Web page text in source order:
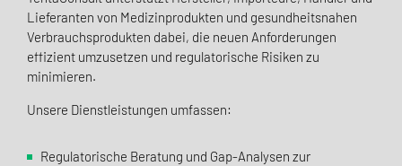
Lieferanten von Medizinprodukten und gesundheitsnahen
Verbrauchsprodukten dabei, die neuen Anforderungen
effizient umzusetzen und regulatorische Risiken zu
minimieren.
Unsere Dienstleistungen umfassen:
Regulatorische Beratung und Gap-Analysen zur